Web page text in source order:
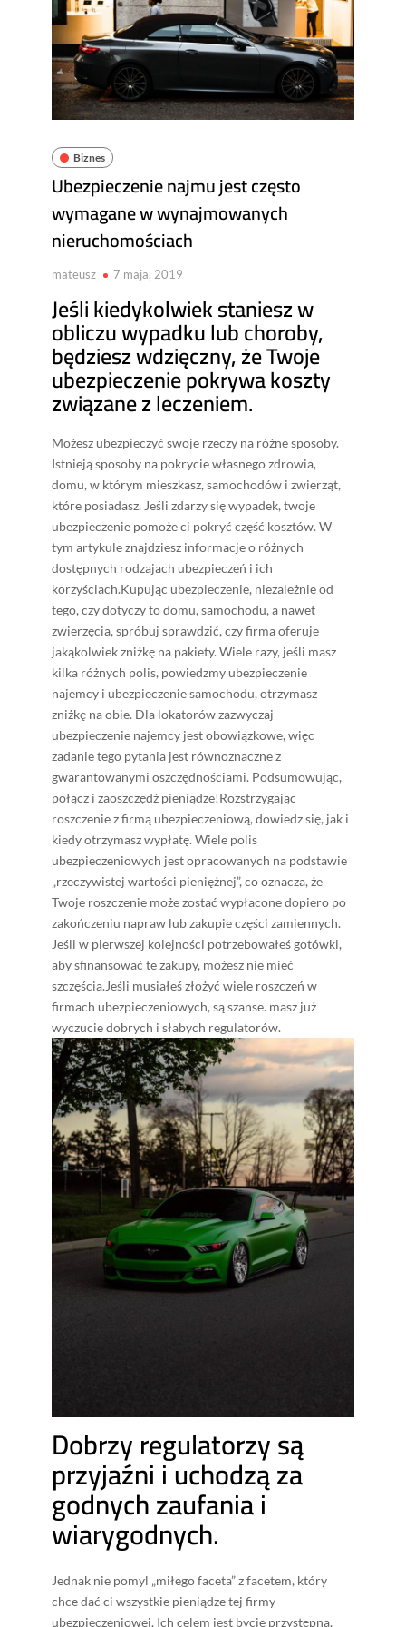
Biznes
Ubezpieczenie najmu jest często
wymagane w wynajmowanych
nieruchomościach
mateusz 7 maja, 2019
Jeśli kiedykolwiek staniesz w
obliczu wypadku lub choroby,
będziesz wdzięczny, że Twoje
ubezpieczenie pokrywa koszty
związane z leczeniem.
Możesz ubezpieczyć swoje rzeczy na różne sposoby.
Istnieją sposoby na pokrycie własnego zdrowia,
domu, w którym mieszkasz, samochodów i zwierząt,
które posiadasz. Jeśli zdarzy się wypadek, twoje
ubezpieczenie pomoże ci pokryć część kosztów. W
tym artykule znajdziesz informacje o różnych
dostępnych rodzajach ubezpieczeń i ich
korzyściach.Kupując ubezpieczenie, niezależnie od
tego, czy dotyczy to domu, samochodu, a nawet
zwierzęcia, spróbuj sprawdzić, czy firma oferuje
jakąkolwiek zniżkę na pakiety. Wiele razy, jeśli masz
kilka różnych polis, powiedzmy ubezpieczenie
najemcy i ubezpieczenie samochodu, otrzymasz
zniżkę na obie. Dla lokatorów zazwyczaj
ubezpieczenie najemcy jest obowiązkowe, więc
zadanie tego pytania jest równoznaczne z
gwarantowanymi oszczędnościami. Podsumowując,
połącz i zaoszczędź pieniądze!Rozstrzygając
roszczenie z firmą ubezpieczeniową, dowiedz się, jak i
kiedy otrzymasz wypłatę. Wiele polis
ubezpieczeniowych jest opracowanych na podstawie
„rzeczywistej wartości pieniężnej”, co oznacza, że ​​
Twoje roszczenie może zostać wypłacone dopiero po
zakończeniu napraw lub zakupie części zamiennych.
Jeśli w pierwszej kolejności potrzebowałeś gotówki,
aby sfinansować te zakupy, możesz nie mieć
szczęścia.Jeśli musiałeś złożyć wiele roszczeń w
firmach ubezpieczeniowych, są szanse. masz już
wyczucie dobrych i słabych regulatorów.
Dobrzy regulatorzy są
przyjaźni i uchodzą za
godnych zaufania i
wiarygodnych.
Jednak nie pomyl „miłego faceta” z facetem, który
chce dać ci wszystkie pieniądze tej firmy
ubezpieczeniowej. Ich celem jest bycie przystępną,